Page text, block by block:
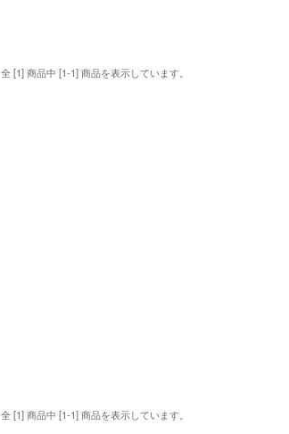
全 [1] 商品中 [1-1] 商品を表示しています。
全 [1] 商品中 [1-1] 商品を表示しています。